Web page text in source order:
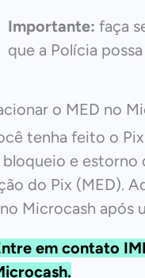
Importante: faça
que a Polícia
o MED no
tenha feito o
e estorno
do Pix (MED).
Microcash após
em contato